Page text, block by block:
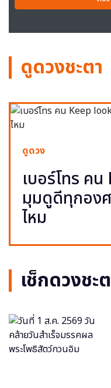
ดูดวงชะตา
ดูดวง
เบอร์โทร ค
มุมดูดีทุกอง
ไหม
เช็กดวงชะ